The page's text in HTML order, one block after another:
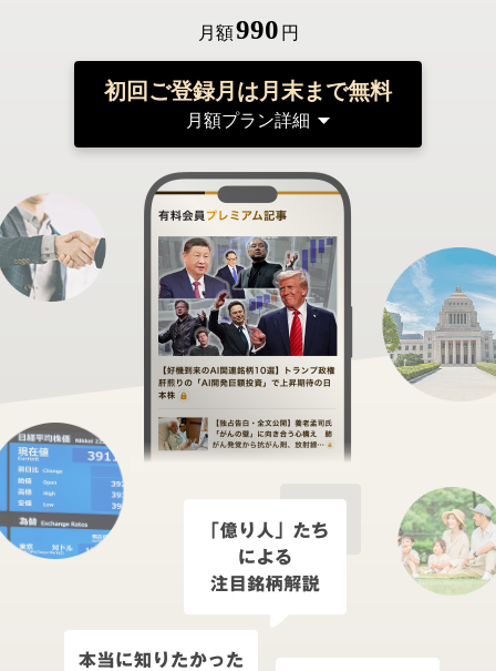
月額990 円
初回ご登録月は月末まで無料
月額プラン詳細